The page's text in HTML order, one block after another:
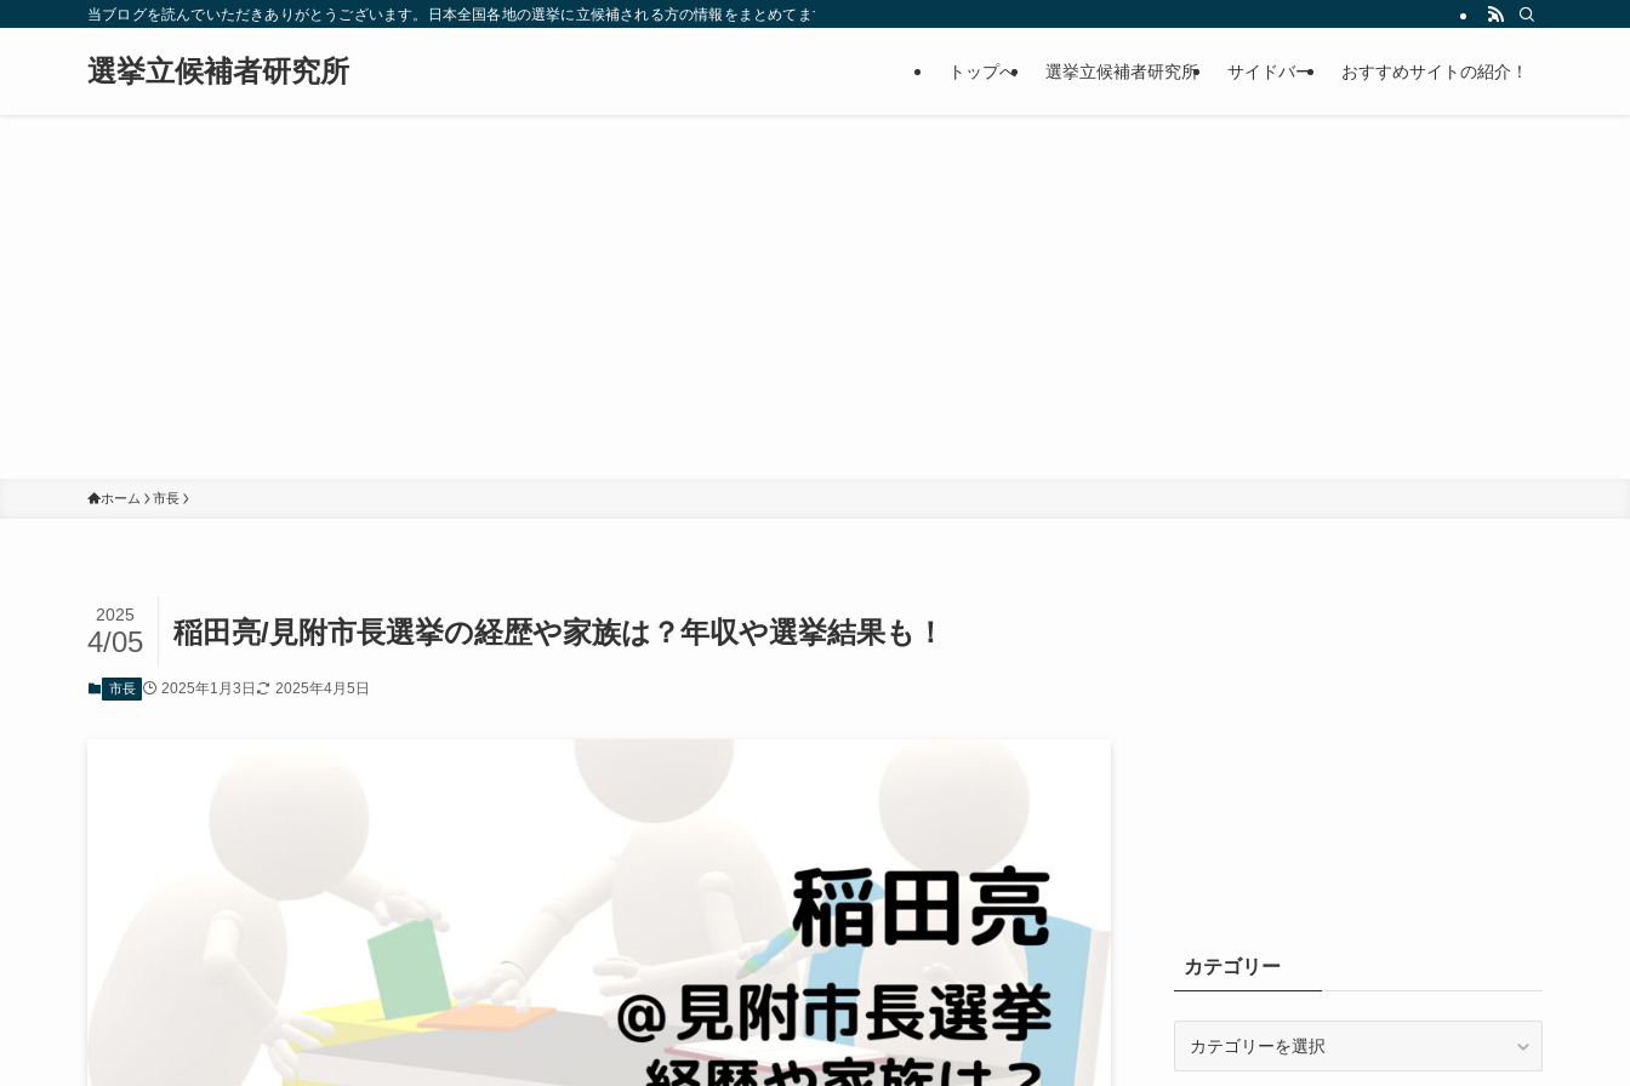
当ブログを読んでいただきありがとうございます。日本全国各地の選挙に立候補される方の情報をまとめてます。ぜひ、参考にして下さい。
選挙立候補者研究所 トップへ 選挙立候補者研究所 サイドバー おすすめサイトの紹介！
ホーム 市長
稲田亮/見附市長選挙の経歴や家族は？年収や選挙結果も！
2025
4/05
市長 2025年1月3日 2025年4月5日
カテゴリー